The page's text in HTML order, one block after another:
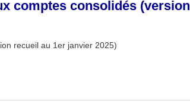
comptes consolidés (version
recueil au 1er janvier 2025)